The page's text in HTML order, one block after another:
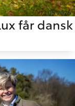
13.05.2026
får dansk